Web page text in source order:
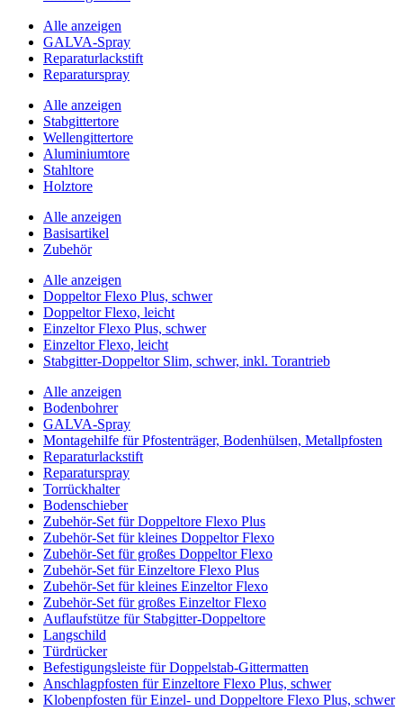
Alle anzeigen
GALVA-Spray
Reparaturlackstift
Reparaturspray
Alle anzeigen
Stabgittertore
Wellengittertore
Aluminiumtore
Stahltore
Holztore
Alle anzeigen
Basisartikel
Zubehör
Alle anzeigen
Doppeltor Flexo Plus, schwer
Doppeltor Flexo, leicht
Einzeltor Flexo Plus, schwer
Einzeltor Flexo, leicht
Stabgitter-Doppeltor Slim, schwer, inkl. Torantrieb
Alle anzeigen
Bodenbohrer
GALVA-Spray
Montagehilfe für Pfostenträger, Bodenhülsen, Metallpfosten
Reparaturlackstift
Reparaturspray
Torrückhalter
Bodenschieber
Zubehör-Set für Doppeltore Flexo Plus
Zubehör-Set für kleines Doppeltor Flexo
Zubehör-Set für großes Doppeltor Flexo
Zubehör-Set für Einzeltore Flexo Plus
Zubehör-Set für kleines Einzeltor Flexo
Zubehör-Set für großes Einzeltor Flexo
Auflaufstütze für Stabgitter-Doppeltore
Langschild
Türdrücker
Befestigungsleiste für Doppelstab-Gittermatten
Anschlagpfosten für Einzeltore Flexo Plus, schwer
Klobenpfosten für Einzel- und Doppeltore Flexo Plus, schwer